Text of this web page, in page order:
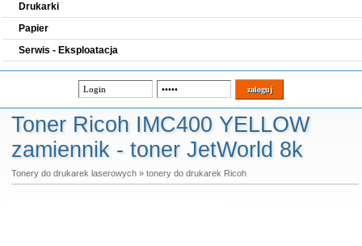
Drukarki
Papier
Serwis - Eksploatacja
Toner Ricoh IMC400 YELLOW
zamiennik - toner JetWorld 8k
Tonery do drukarek laserowych» tonery do drukarek Ricoh